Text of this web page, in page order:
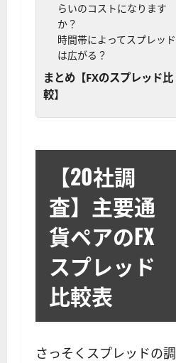
らいのコストになります
か？
時間帯によってスプレッド
は広がる？
まとめ【FXのスプレッド比
較】
【20社調
査】主要通
貨ペアのFX
スプレッド
比較表
さっそくスプレッドの調